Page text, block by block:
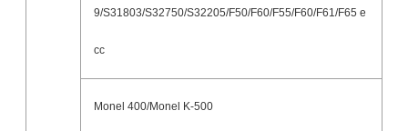
9/S31803/S32750/S32205/F50/F60/F55/F60/F61/F65 e
cc
Monel 400/Monel K-500